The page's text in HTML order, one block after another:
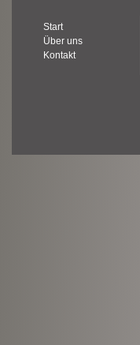
Start
Über uns
Kontakt